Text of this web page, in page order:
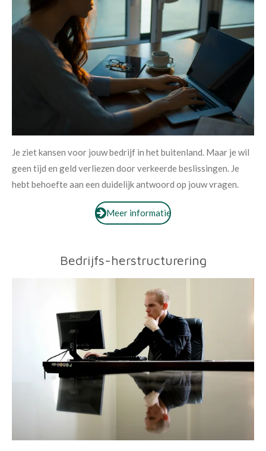
Je ziet kansen voor jouw bedrijf in het buitenland. Maar je wil
geen tijd en geld verliezen door verkeerde beslissingen. Je
hebt behoefte aan een duidelijk antwoord op jouw vragen.
Meer informatie
Bedrijfs-herstructurering